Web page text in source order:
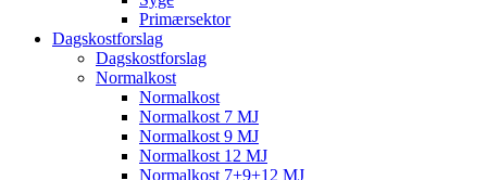
Primærsektor
Dagskostforslag
Dagskostforslag
Normalkost
Normalkost
Normalkost 7 MJ
Normalkost 9 MJ
Normalkost 12 MJ
Normalkost 7+9+12 MJ